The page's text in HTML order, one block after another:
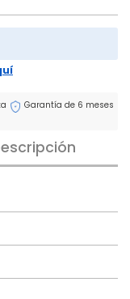
Garantía de 6 meses